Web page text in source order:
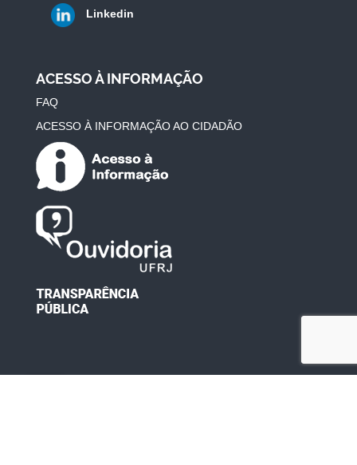
Linkedin
ACESSO À INFORMAÇÃO
FAQ
ACESSO À INFORMAÇÃO AO CIDADÃO